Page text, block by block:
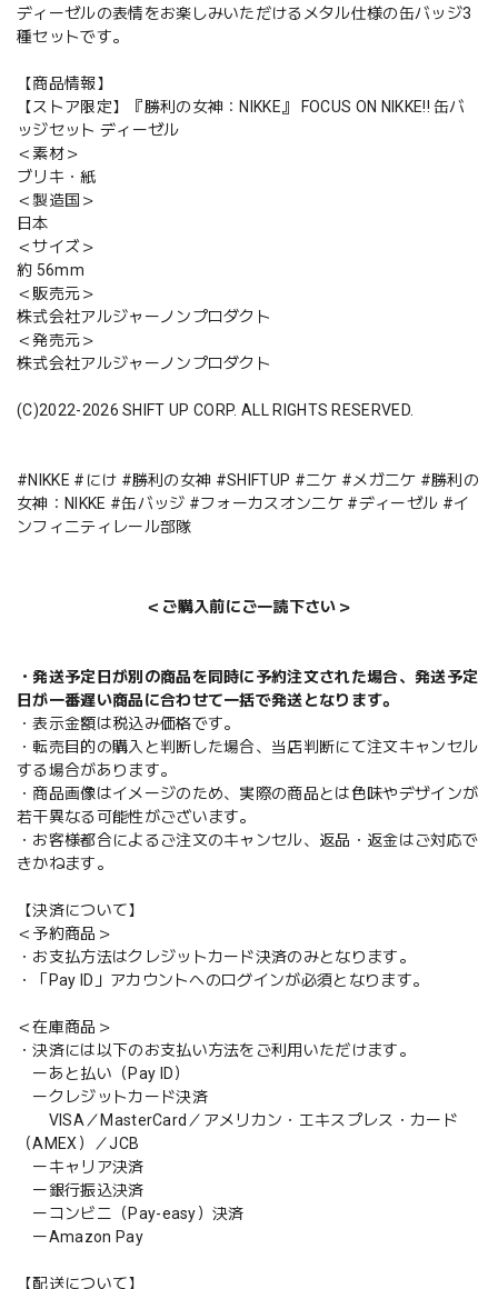
ディーゼルの表情をお楽しみいただけるメタル仕様の缶バッジ3
種セットです。
【商品情報】
【ストア限定】『勝利の女神：NIKKE』 FOCUS ON NIKKE!! 缶バ
ッジセット ディーゼル
＜素材＞
ブリキ・紙
＜製造国＞
日本
＜サイズ＞
約 56mm
＜販売元＞
株式会社アルジャーノンプロダクト
＜発売元＞
株式会社アルジャーノンプロダクト
(C)2022-2026 SHIFT UP CORP. ALL RIGHTS RESERVED.
#NIKKE #にけ #勝利の女神 #SHIFTUP #ニケ #メガニケ #勝利の
女神：NIKKE #缶バッジ #フォーカスオンニケ #ディーゼル #イ
ンフィニティレール部隊
＜ご購入前にご一読下さい＞
・発送予定日が別の商品を同時に予約注文された場合、発送予定
日が一番遅い商品に合わせて一括で発送となります。
・表示金額は税込み価格です。
・転売目的の購入と判断した場合、当店判断にて注文キャンセル
する場合があります。
・商品画像はイメージのため、実際の商品とは色味やデザインが
若干異なる可能性がございます。
・お客様都合によるご注文のキャンセル、返品・返金はご対応で
きかねます。
【決済について】
＜予約商品＞
・お支払方法はクレジットカード決済のみとなります。
・「Pay ID」アカウントへのログインが必須となります。
＜在庫商品＞
・決済には以下のお支払い方法をご利用いただけます。
ーあと払い（Pay ID）
ークレジットカード決済
VISA／MasterCard／アメリカン・エキスプレス・カード
（AMEX）／JCB
ーキャリア決済
ー銀行振込決済
ーコンビニ（Pay-easy）決済
ーAmazon Pay
【配送について】